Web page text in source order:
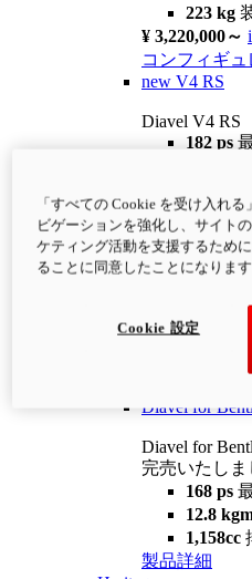
223 kg
¥ 3,220,000～ i
コンフィギ
new V4 RS
Diavel V4 RS
182 ps
¥4,400,000 i
コンフィギュ
newV4 RS
12.2 kgm
Diavel for
Diavel for
完売いたしま
168 ps
12.8
1,158cc
製品詳細
「すべての Cookie を受け入れ
ビゲーションを強化し、サイト
ケティング活動を支援するため
ることに同意したことになります
Cookie 設定